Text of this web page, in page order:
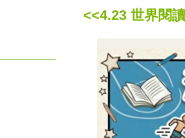
<<4.23 世界閱